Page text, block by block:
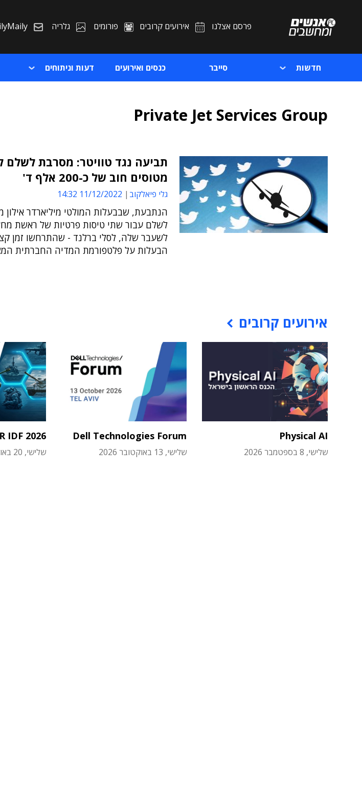
פרסם אצלנו אירועים קרובים פורומים גלריה
חדשות סייבר כנסים ואירועים דעות וניתוחים
Private Jet Services Group
תביעה נגד טוויטר: מסרבת לשלם
מטוסים חוב של כ-200 אלף ד'
גלי פיאלקוב 11/12/2022 14:32
הנתבעת, שבבעלות המולטי מיליארדר אילון
לשלם עבור שתי טיסות פרטיות של ראשת
לשעבר שלה, לסלי ברלנד - שהתרחשו זמן
הבעלות על פלטפורמת המדיה החברתית
אירועים קרובים
Physical AI
שלישי, 8 בספטמבר 2026
Dell Technologies Forum
שלישי, 13 באוקטובר 2026
IDF 2026
שלישי, 20 באוקטובר 2026